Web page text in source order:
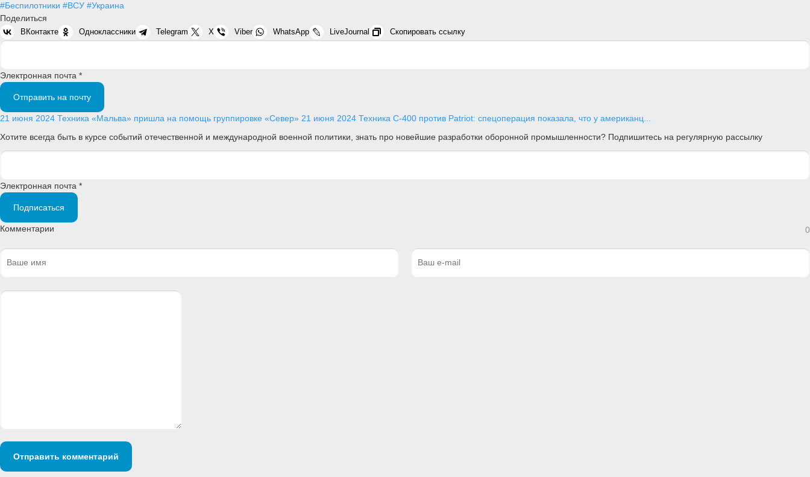
#Беспилотники #ВСУ #Украина
Поделиться
ВКонтакте Одноклассники Telegram X Viber WhatsApp LiveJournal Скопировать ссылку
Электронная почта *
Отправить на почту
21 июня 2024 Техника «Мальва» пришла на помощь группировке «Север» 21 июня 2024 Техника С-400 против Patriot: спецоперация показала, что у американц...
Хотите всегда быть в курсе событий отечественной и международной военной политики, знать про новейшие разработки оборонной промышленности? Подпишитесь на регулярную рассылку
Электронная почта *
Подписаться
Комментарии 0
Отправить комментарий